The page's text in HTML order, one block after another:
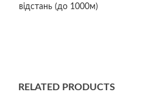
відстань (до 1000м)
RELATED PRODUCTS